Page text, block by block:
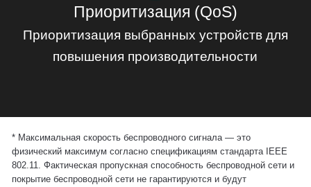
Приоритизация (QoS)
Приоритизация выбранных устройств для
повышения производительности
* Максимальная скорость беспроводного сигнала — это
физический максимум согласно спецификациям стандарта IEEE
802.11. Фактическая пропускная способность беспроводной сети и
покрытие беспроводной сети не гарантируются и будут